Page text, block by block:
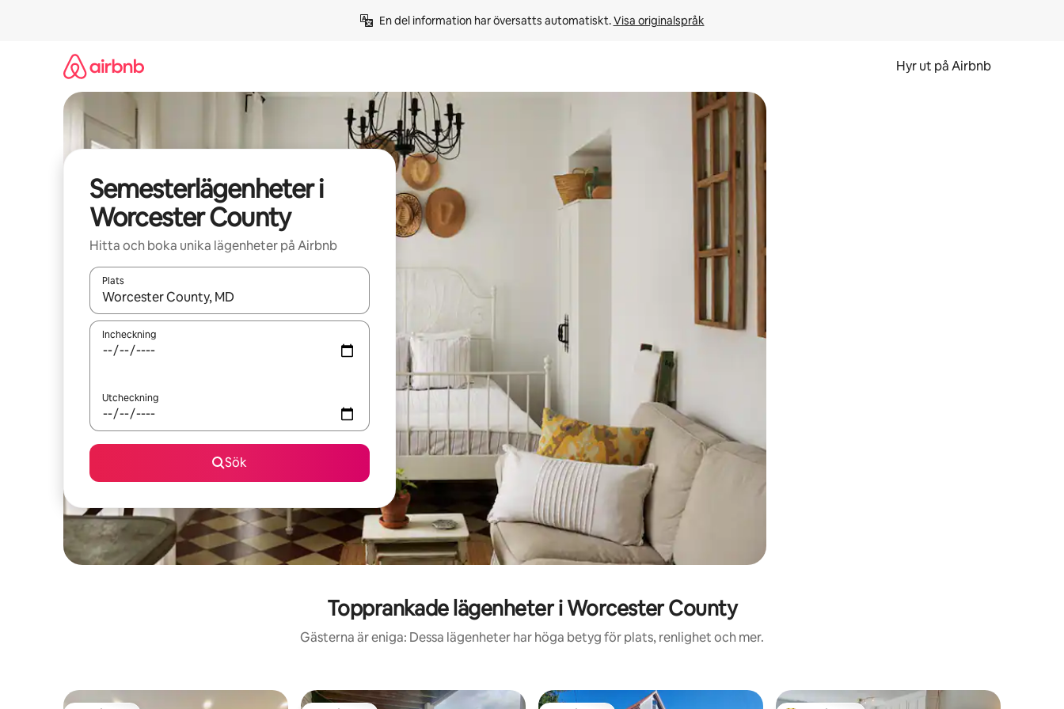
En del information har översatts automatiskt. Visa originalspråk
Hyr ut på Airbnb
Semesterlägenheter i
Worcester County
Hitta och boka unika lägenheter på Airbnb
Plats
När resultaten är tillgängliga kan du navigera med upp- och nedåtpilarna eller utforska genom att trycka eller svepa.
Incheckning
Utcheckning
Sök
Topprankade lägenheter i Worcester County
Gästerna är eniga: Dessa lägenheter har höga betyg för plats, renlighet och mer.